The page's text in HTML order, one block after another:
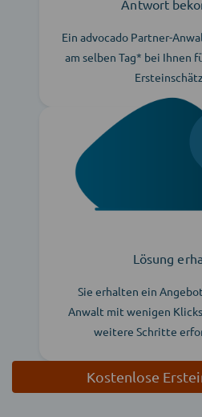
Antwort
Ein advocado Partner-
am selben Tag* bei Ihnen
Lösung
Sie erhalten ein
Anwalt mit wenigen
weitere Schritte
Kostenlose